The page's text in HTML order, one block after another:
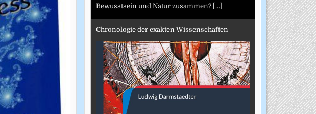
Bewusstsein und Natur zusammen? [...]
Chronologie der exakten Wissenschaften